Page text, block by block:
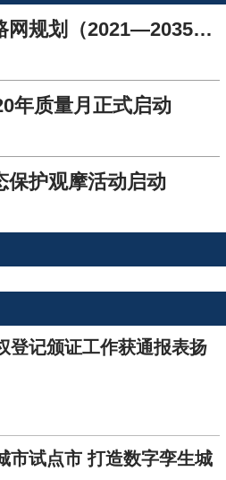
河南省发布高速公路网规划（2021—2035年） 通车总里程将达到13800公里
年质量月正式启动
保护观摩活动启动
登记颁证工作获通报表扬
市试点市 打造数字孪生城